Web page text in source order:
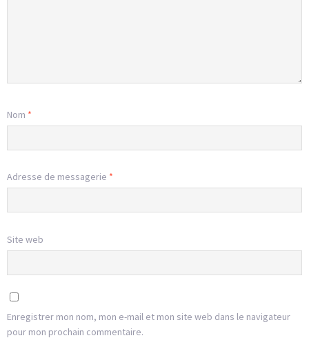
Nom *
Adresse de messagerie *
Site web
Enregistrer mon nom, mon e-mail et mon site web dans le navigateur
pour mon prochain commentaire.